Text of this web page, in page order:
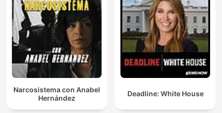
Narcosistema con Anabel
Hernández
Deadline: White House